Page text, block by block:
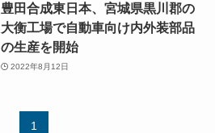
豊田合成東日本、宮城県黒川郡の
大衡工場で自動車向け内外装部品
の生産を開始
2022年8月12日
1